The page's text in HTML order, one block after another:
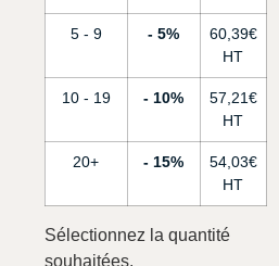
5 - 9 5% 60,39€
10 - 19 10% 57,21€
20+ 15% 54,03€
Sélectionnez la quantité
souhaitées.